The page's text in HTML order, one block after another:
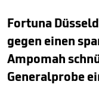
Fortuna
gegen einen
Ampomah
Generalprobe